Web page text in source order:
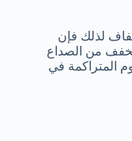
لذلك فإن
من الصداع
المتراكمة في